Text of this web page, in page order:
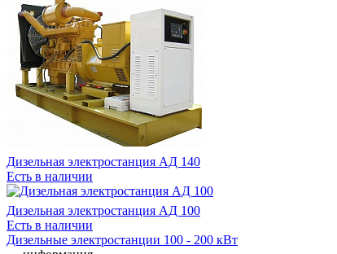
Дизельная электростанция АД 140
Есть в наличии
Дизельная электростанция АД 100
Есть в наличии
Дизельные электростанции 100 - 200 кВт